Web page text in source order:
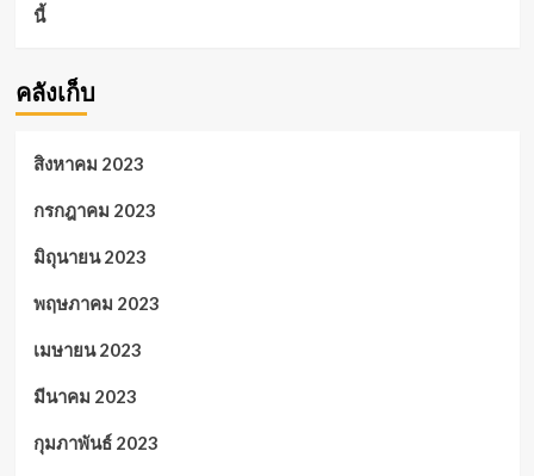
นี้
คลังเก็บ
สิงหาคม 2023
กรกฎาคม 2023
มิถุนายน 2023
พฤษภาคม 2023
เมษายน 2023
มีนาคม 2023
กุมภาพันธ์ 2023